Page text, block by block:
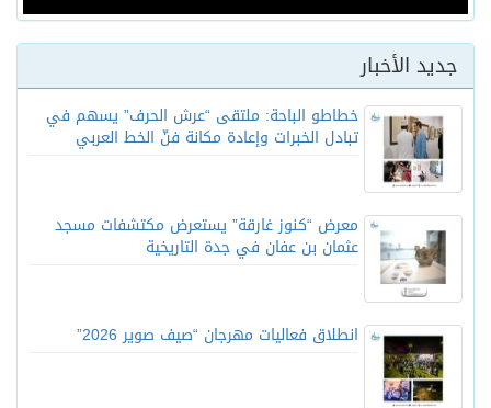
جديد الأخبار
خطاطو الباحة: ملتقى “عرش الحرف” يسهم في
تبادل الخبرات وإعادة مكانة فنّ الخط العربي
معرض “كنوز غارقة” يستعرض مكتشفات مسجد
عثمان بن عفان في جدة التاريخية
انطلاق فعاليات مهرجان “صيف صوير 2026”